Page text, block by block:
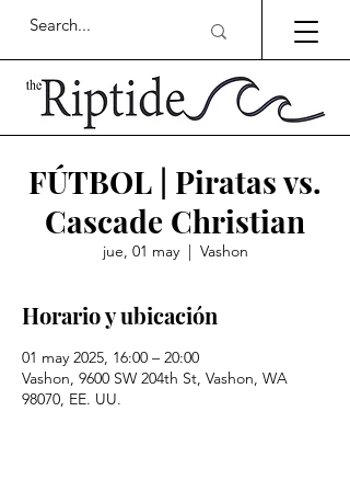
FÚTBOL | Piratas vs.
Cascade Christian
jue, 01 may
  |
Vashon
Horario y ubicación
01 may 2025, 16:00 – 20:00
Vashon, 9600 SW 204th St, Vashon, WA
98070, EE. UU.